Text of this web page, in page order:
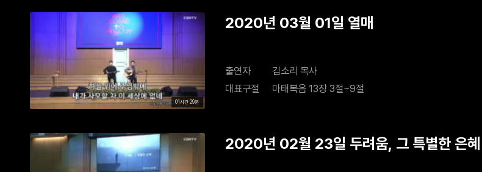
01시간 29분
2020년 03월 01일 열매
출연자
김소리 목사
대표구절
마태복음 13장 3절~9절
2020년 02월 23일 두려움, 그 특별한 은혜